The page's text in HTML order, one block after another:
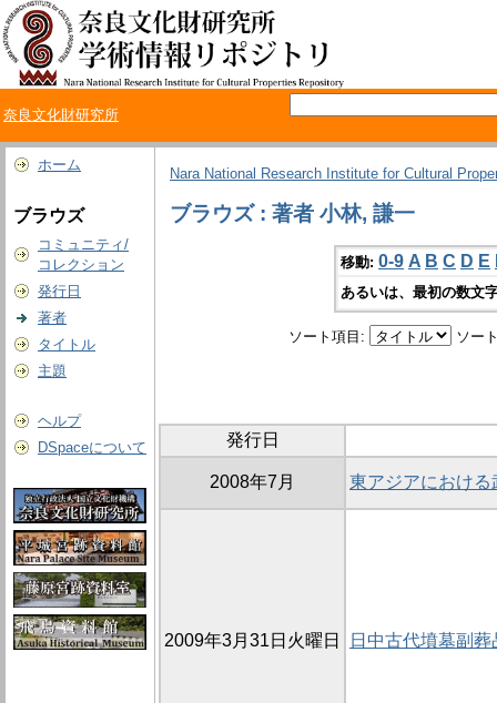
奈良文化財研究所
ホーム
ブラウズ
コミュニティ/
コレクション
発行日
著者
タイトル
主題
ヘルプ
DSpaceについて
Nara National Research Institute for Cultural
ブラウズ : 著者 小林, 謙一
移動: 0-9 A B C D E
あるいは、最初の数文
ソート項目: ソー
発行日
2008年7月 東アジアにおけ
2009年3月31日火曜日 日中古代墳墓副